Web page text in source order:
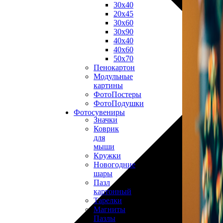
30х40
20х45
30х60
30х90
40х40
40х60
50х70
Пенокартон
Модульные
картины
ФотоПостеры
ФотоПодушки
Фотоcувениры
Значки
Коврик
для
мыши
Кружки
Новогодние
шары
Пазл
картонный
Тарелки
Магниты
Пазлы